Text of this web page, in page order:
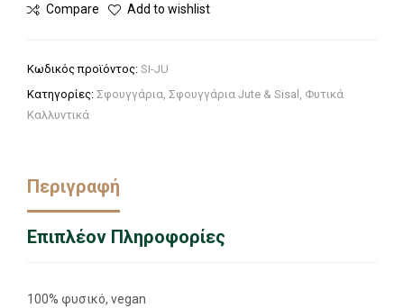
Compare Add to wishlist
Κωδικός προϊόντος: SI-JU
Κατηγορίες: Σφουγγάρια Σφουγγάρια Jute & Sisal Φυτικά
Καλλυντικά
Περιγραφή
Επιπλέον Πληροφορίες
100% φυσικό, vegan